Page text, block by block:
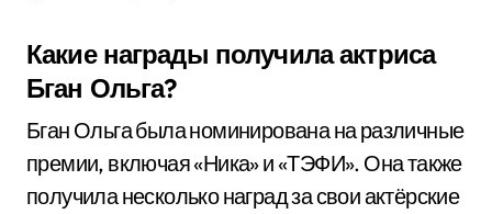
Какие награды получила актриса
Бган Ольга?
Бган Ольга была номинирована на различные
премии, включая «Ника» и «ТЭФИ». Она также
получила несколько наград за свои актёрские